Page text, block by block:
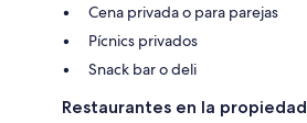
Cena privada o para parejas
Pícnics privados
Snack bar o deli
Restaurantes en la propiedad